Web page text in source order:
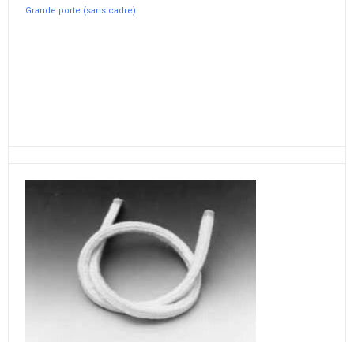
Grande porte (sans cadre)